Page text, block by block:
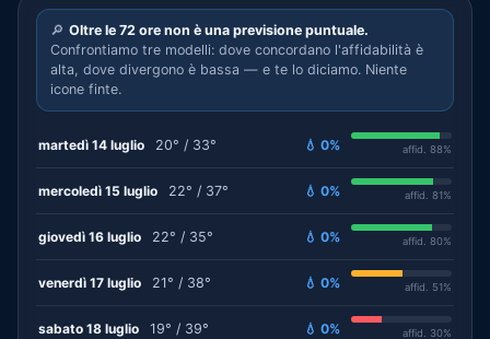
🔎 Oltre le 72 ore non è una previsione puntuale.
Confrontiamo tre modelli: dove concordano l'affidabilità è
alta, dove divergono è bassa — e te lo diciamo. Niente
icone finte.
martedì 14 luglio 20° / 33° 💧 0% affid. 88%
mercoledì 15 luglio 22° / 37° 💧 0% affid. 81%
giovedì 16 luglio 22° / 35° 💧 0% affid. 80%
venerdì 17 luglio 21° / 38° 💧 0% affid. 51%
sabato 18 luglio 19° / 39° 💧 0% affid. 30%